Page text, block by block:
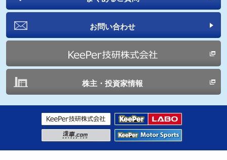
お問い合わせ
株主・投資家情報